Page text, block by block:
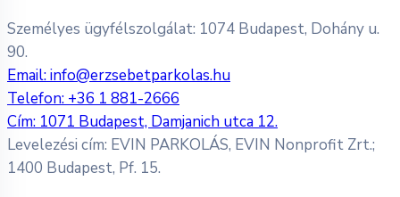
Személyes ügyfélszolgálat: 1074 Budapest, Dohány u.
90.
Email:info@erzsebetparkolas.hu
Telefon: +36 1 881-2666
Cím: 1071 Budapest, Damjanich utca 12.
Levelezési cím: EVIN PARKOLÁS, EVIN Nonprofit Zrt.;
1400 Budapest, Pf. 15.